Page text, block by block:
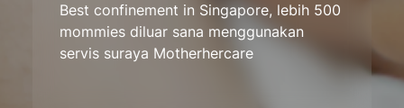
Best confinement in Singapore, lebih 500
mommies diluar sana menggunakan
servis suraya Motherhercare